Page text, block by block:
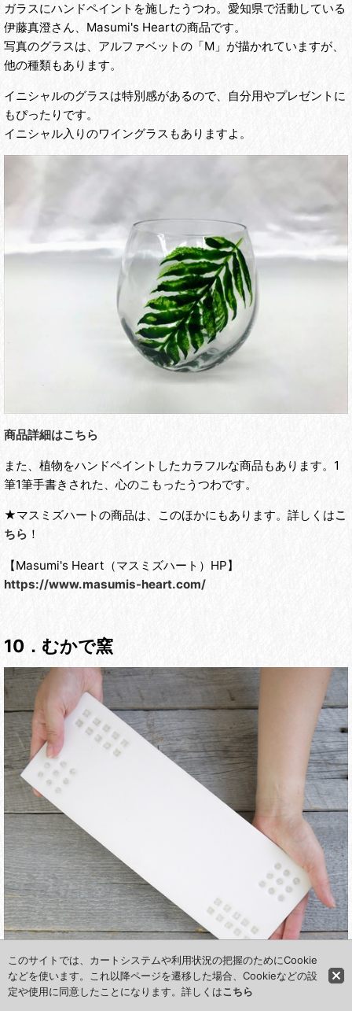
ガラスにハンドペイントを施したうつわ。愛知県で活動している
伊藤真澄さん、Masumi's Heartの商品です。
写真のグラスは、アルファベットの「M」が描かれていますが、
他の種類もあります。
イニシャルのグラスは特別感があるので、自分用やプレゼントに
もぴったりです。
イニシャル入りのワイングラスもありますよ。
商品詳細はこちら
また、植物をハンドペイントしたカラフルな商品もあります。1
筆1筆手書きされた、心のこもったうつわです。
★マスミズハートの商品は、このほかにもあります。詳しくはこ
ちら ！
【Masumi's Heart（マスミズハート）HP】
https://www.masumis-heart.com/
10．むかで窯
このサイトでは、カートシステムや利用状況の把握のためにCookie
などを使います。これ以降ページを遷移した場合、Cookieなどの設
定や使用に同意したことになります。詳しくはこちら